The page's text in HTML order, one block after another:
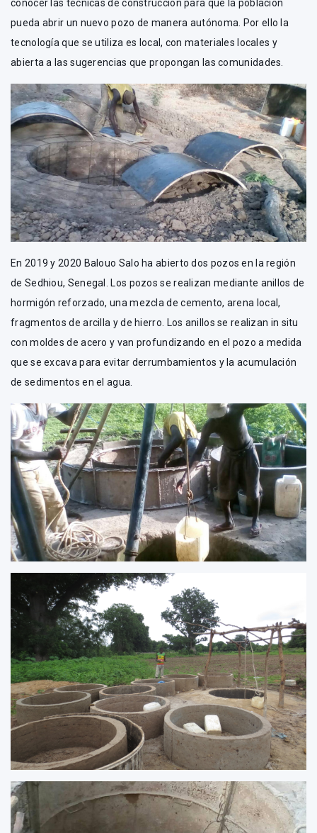
conocer las técnicas de construcción para que la población
pueda abrir un nuevo pozo de manera autónoma. Por ello la
tecnología que se utiliza es local, con materiales locales y
abierta a las sugerencias que propongan las comunidades.
En 2019 y 2020 Balouo Salo ha abierto dos pozos en la región
de Sedhiou, Senegal. Los pozos se realizan mediante anillos de
hormigón reforzado, una mezcla de cemento, arena local,
fragmentos de arcilla y de hierro. Los anillos se realizan in situ
con moldes de acero y van profundizando en el pozo a medida
que se excava para evitar derrumbamientos y la acumulación
de sedimentos en el agua.